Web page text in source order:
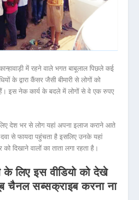
में रहने वाले भगत बाबूलाल पिछले कई
के द्वारा कैंसर जैसी बीमारी से लोगों को
इस नेक कार्य के बदले में लोगों से वे एक रुपए
देश भर से लोग यहां अपना इलाज कराने आते
से फायदा पहुंचता है इसलिए उनके यहां
दिखाने वालों का ताता लगा रहता है।
लिए इस वीडियो को देखे
चैनल सब्सक्राइब करना ना